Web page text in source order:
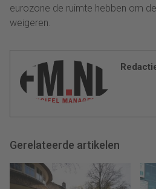
eurozone de ruimte hebben om
weigeren.
Gerelateerde artikelen